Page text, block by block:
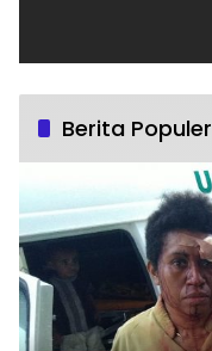
Berita Populer